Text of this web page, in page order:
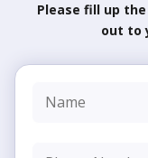
Please fill up
out to